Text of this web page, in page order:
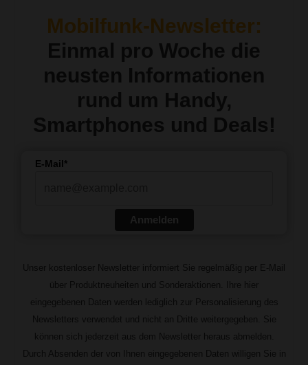
Mobilfunk-Newsletter:
Einmal pro Woche die
neusten Informationen
rund um Handy,
Smartphones und Deals!
E-Mail*
Anmelden
Unser kostenloser Newsletter informiert Sie regelmäßig per E-Mail
über Produktneuheiten und Sonderaktionen. Ihre hier
eingegebenen Daten werden lediglich zur Personalisierung des
Newsletters verwendet und nicht an Dritte weitergegeben. Sie
können sich jederzeit aus dem Newsletter heraus abmelden.
Durch Absenden der von Ihnen eingegebenen Daten willigen Sie in